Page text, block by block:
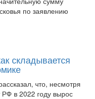
что, несмотря
в 2022 году вырос
баланса составил 332
в 2021 году).